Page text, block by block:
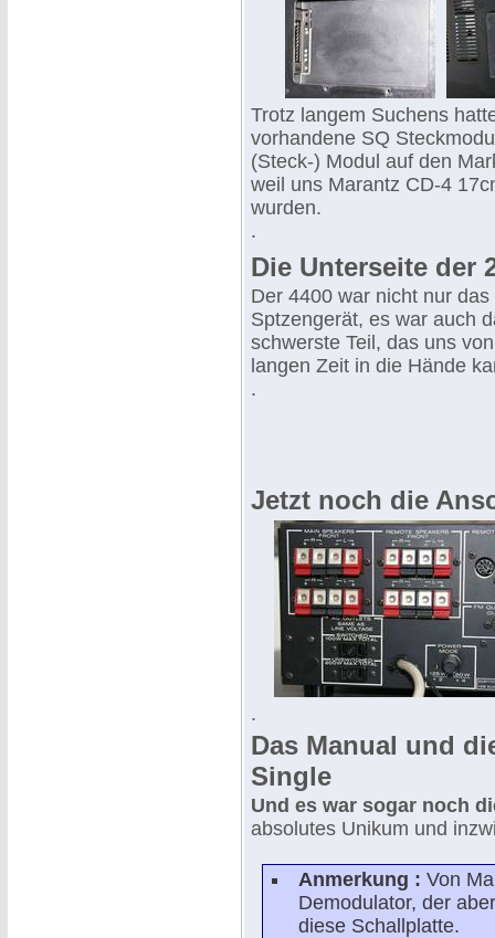
Trotz langem Suchens
vorhandene SQ
(Steck-) Modul auf den
weil uns Marantz CD-4
wurden.
.
Die Unterseite der
Der 4400 war nicht nur das
Sptzengerät, es war auch
schwerste Teil, das uns
langen Zeit in die Hände
.
Jetzt noch die
.
Das Manual und
Single
Und es war sogar noch
absolutes Unikum und
Anmerkung : Von
Demodulator, der
diese Schallplatte.